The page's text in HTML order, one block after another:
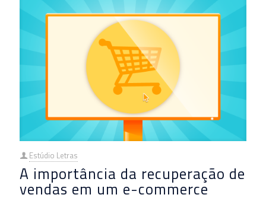
Estúdio Letras
A importância da recuperação de
vendas em um e-commerce